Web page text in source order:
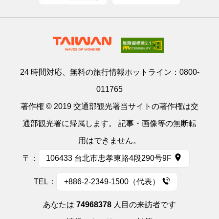
24 時間対応、無料の旅行情報ホットライン： 0800-
011765
著作権 © 2019 交通部観光署当サイトの著作権は交
通部観光署に帰属します。 記事・画像等の無断転
用はできません。
〒： 106433 台北市忠孝東路4段290号9F
TEL： +886-2-2349-1500（代表）
あなたは 74968378 人目の来訪者です